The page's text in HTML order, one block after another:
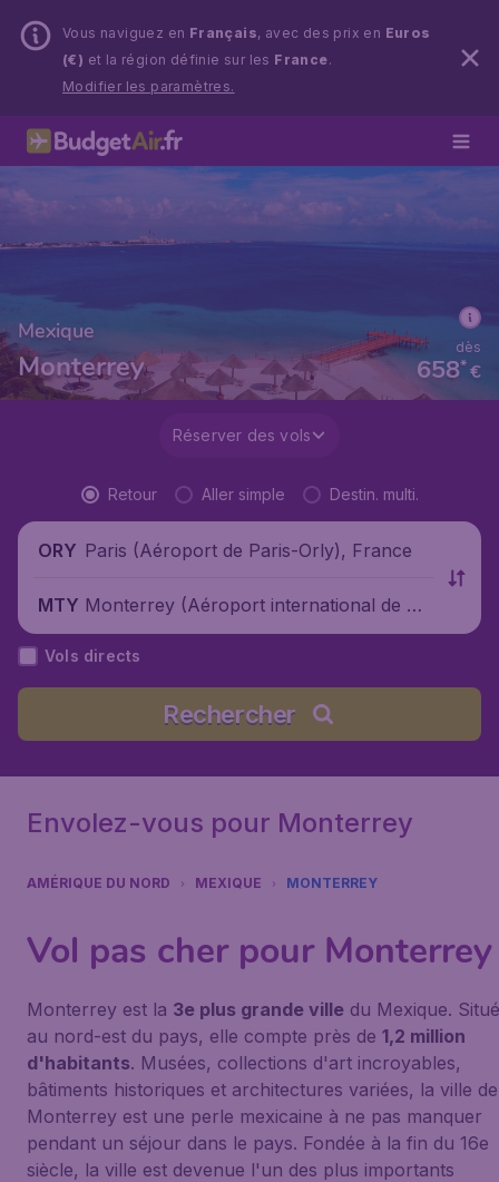
Vous naviguez en Français, avec des prix en Euros
(€) et la région définie sur les France.
Modifier les paramètres.
Mexique
Monterrey €
658*
dès
Réserver des vols
Retour Aller simple Destin. multi.
ORY Paris (Aéroport de Paris-Orly), France
MTY Monterrey (Aéroport international de Mo
nterrey), Mexique
Vols directs
Rechercher
Envolez-vous pour Monterrey
AMÉRIQUE DU NORD MEXIQUE MONTERREY
Vol pas cher pour Monterrey
Monterrey est la 3e plus grande ville du Mexique.
au nord-est du pays, elle compte près de 1,2 million
d'habitants. Musées, collections d'art incroyables,
bâtiments historiques et architectures variées, la ville de
Monterrey est une perle mexicaine à ne pas manquer
pendant un séjour dans le pays. Fondée à la fin du 16e
siècle, la ville est devenue l'un des plus importants